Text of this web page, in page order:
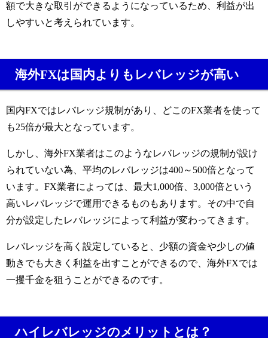
額で大きな取引ができるようになっているため、利益が出
しやすいと考えられています。
海外FXは国内よりもレバレッジが高い
国内FXではレバレッジ規制があり、どこのFX業者を使って
も25倍が最大となっています。
しかし、海外FX業者はこのようなレバレッジの規制が設け
られていない為、平均のレバレッジは400～500倍となって
います。 FX業者によっては、最大1,000倍、 3,000倍という
高いレバレッジで運用できるものもあります。その中で自
分が設定したレバレッジによって利益が変わってきます。
レバレッジを高く設定していると、少額の資金や少しの値
動きでも大きく利益を出すことができるので、海外FXでは
一攫千金を狙うことができるのです。
ハイレバレッジのメリットとは？